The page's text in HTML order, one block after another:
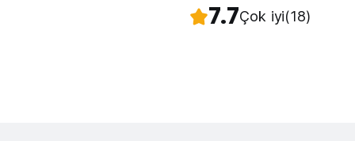
7.7Çok iyi(18)